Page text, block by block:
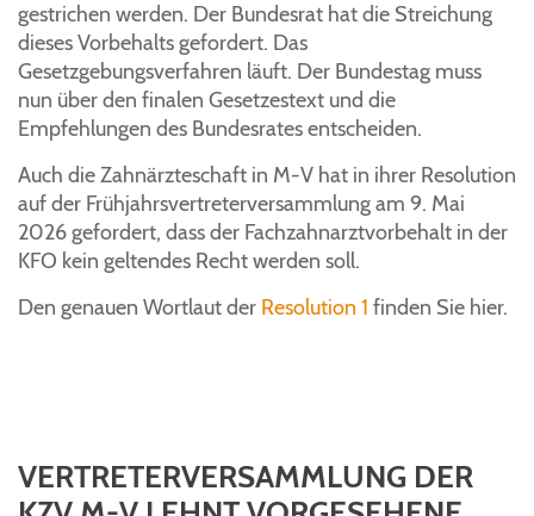
gestrichen werden. Der Bundesrat hat die Streichung
dieses Vorbehalts gefordert. Das
Gesetzgebungsverfahren läuft. Der Bundestag muss
nun über den finalen Gesetzestext und die
Empfehlungen des Bundesrates entscheiden.
Auch die Zahnärzteschaft in M-V hat in ihrer Resolution
auf der Frühjahrsvertreterversammlung am 9. Mai
2026 gefordert, dass der Fachzahnarztvorbehalt in der
KFO kein geltendes Recht werden soll.
Den genauen Wortlaut der Resolution 1 finden Sie hier.
VERTRETERVERSAMMLUNG DER